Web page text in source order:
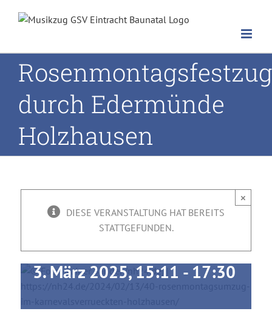
Inhalt
Rosenmontagsfestzug
durch Edermünde
Holzhausen
×
DIESE VERANSTALTUNG HAT BEREITS
STATTGEFUNDEN.
durch
Holzhausen
3. März 2025, 15:11 - 17:30